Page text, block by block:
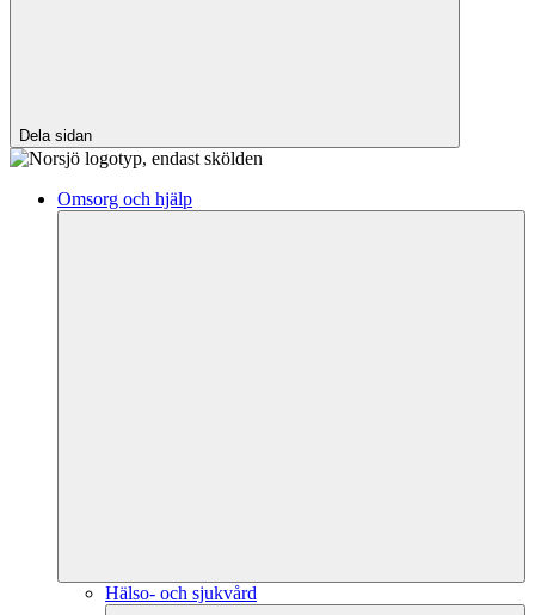
Dela sidan
Omsorg och hjälp
Hälso- och sjukvård